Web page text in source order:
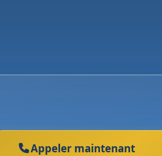
Appeler maintenant